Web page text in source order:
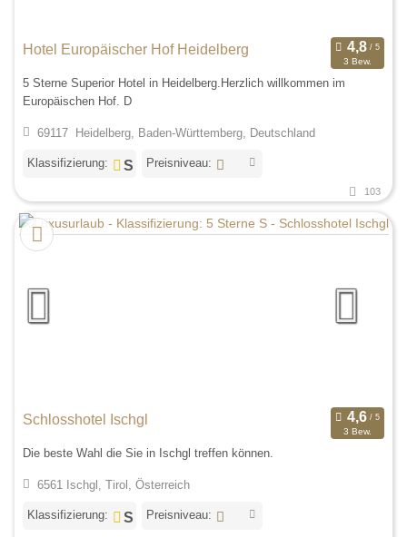
Hotel Europäischer Hof Heidelberg
3 Bew.
5 Sterne Superior Hotel in Heidelberg.Herzlich willkommen im
Europäischen Hof. D
69117 Heidelberg, Baden-Württemberg, Deutschland
Klassifizierung: Preisniveau:
103
Schlosshotel Ischgl
3 Bew.
Die beste Wahl die Sie in Ischgl treffen können.
6561 Ischgl, Tirol, Österreich
Klassifizierung: Preisniveau: